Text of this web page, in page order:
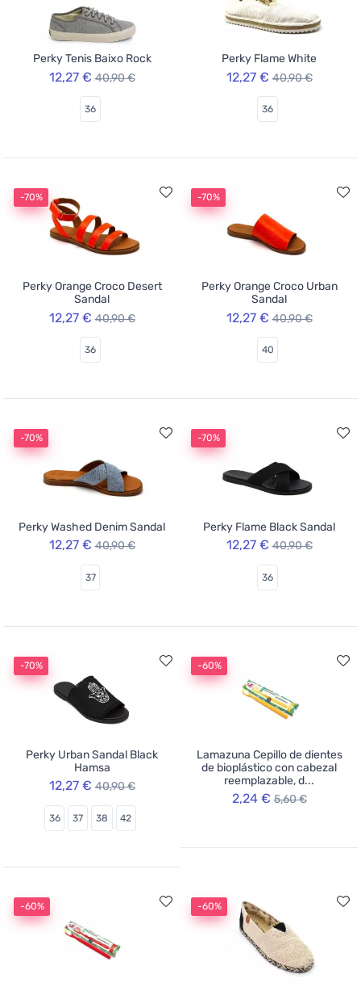
Perky Tenis Baixo Rock
12,27 € 40,90 €
36
Perky Flame White
12,27 € 40,90 €
36
-70%
Perky Orange Croco Desert
Sandal
12,27 € 40,90 €
36
-70%
Perky Orange Croco Urban
Sandal
12,27 € 40,90 €
40
-70%
Perky Washed Denim Sandal
12,27 € 40,90 €
37
-70%
Perky Flame Black Sandal
12,27 € 40,90 €
36
-70%
Perky Urban Sandal Black
Hamsa
12,27 € 40,90 €
36 37 38 42
-60%
Lamazuna Cepillo de dientes
de bioplástico con cabezal
reemplazable, d...
2,24 € 5,60 €
-60% -60%